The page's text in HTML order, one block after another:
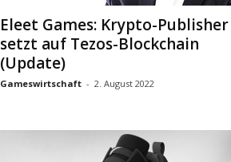
Eleet Games: Krypto-Publisher
setzt auf Tezos-Blockchain
(Update)
Gameswirtschaft - 2. August 2022